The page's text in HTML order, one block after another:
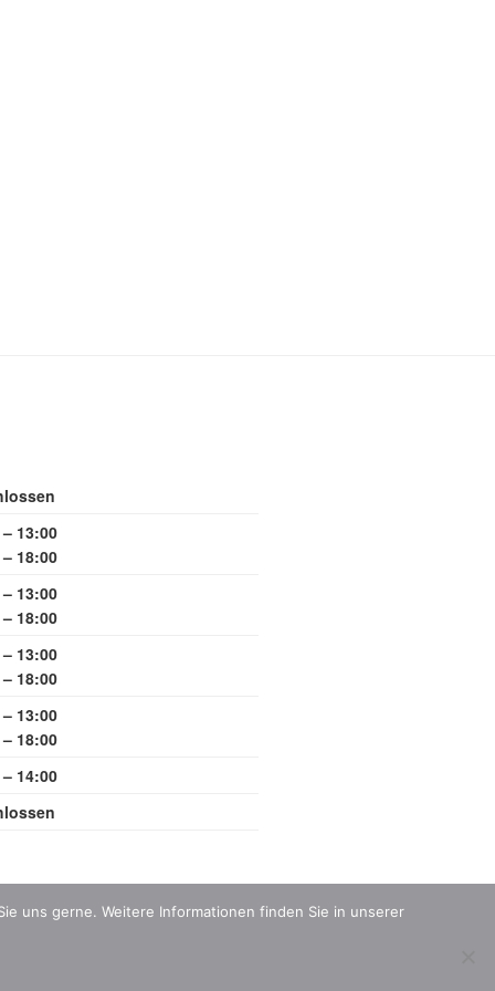
13:00
18:00
13:00
18:00
13:00
18:00
13:00
18:00
14:00
uns gerne. Weitere Informationen finden Sie in unserer